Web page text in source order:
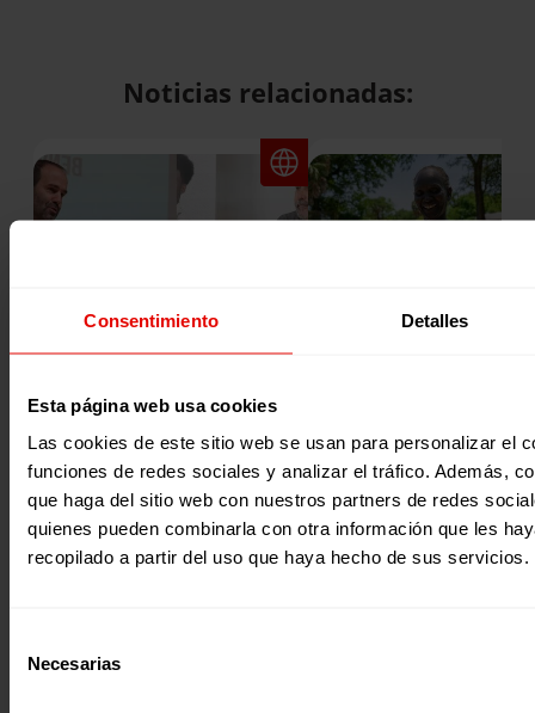
Consentimiento Detalles
Esta página web usa cookies
Las cookies de este sitio web se usan para personalizar el
funciones de redes sociales y analizar el tráfico. Además,
que haga del sitio web con nuestros partners de redes
quienes pueden combinarla con otra información que les
recopilado a partir del uso que haya hecho de sus servicios.
Necesarias
Noticias relacionadas:
Noticia
RELEVA A LUIS ARANCIBIA
AL FRENTE DEL SECTOR
SOCIAL
HISTORIA DE MARY EN
SUDÁN DEL SUR
¿Quieres recibir información?